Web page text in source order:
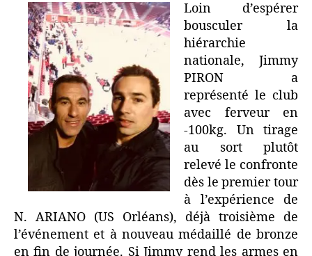
Loin d’espérer
bousculer la
hiérarchie
nationale, Jimmy
PIRON a
représenté le club
avec ferveur en
-100kg. Un tirage
au sort plutôt
relevé le confronte
dès le premier tour
à l’expérience de
N. ARIANO (US Orléans), déjà troisième de
l’événement et à nouveau médaillé de bronze
en fin de journée. Si Jimmy rend les armes en